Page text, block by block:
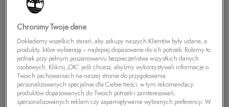
Chronimy Twoje dane
Dokładamy wszelkich starań, aby zakupy naszych Klientów były udane, a
produkty, które wybierają – najlepiej dopasowane do ich potrzeb. Robimy to
jednak przy pełnym poszanowaniu bezpieczeństwa wszystkich danych
osobowych. Kliknij „OK”, jeśli chcesz, abyśmy wykorzystywali informacje o
Twoich zachowaniach na naszej stronie do przygotowania
personalizowanych specjalnie dla Ciebie treści, w tym rekomendacji
produktów dopasowanych do Twoich potrzeb i zainteresowań,
spersonalizowanych reklam czy zapamiętywanie wybranych preferencji. W